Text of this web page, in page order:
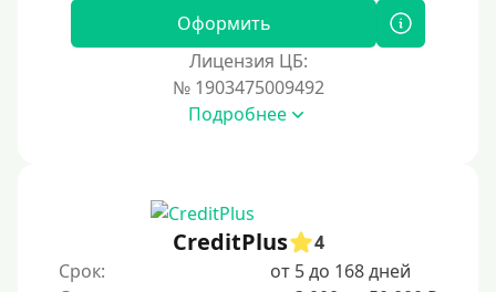
На карту с нулевым балансом
На дебетовую карту
На кредитную карту
Оформить
Лицензия ЦБ:
№ 1903475009492
Подробнее
CreditPlus
4
Срок:
от 5 до 168 дней